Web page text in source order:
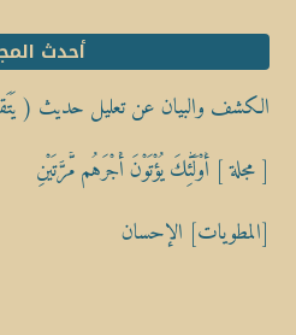
أحدث
الكشف والبيان عن تعليل حديث (
[ مجلة ] أُوْلَٰٓئِكَ يُؤْتَوْنَ أَجْرَهُم مَّرَّتَيْنِ
[المطويات] الإحسان